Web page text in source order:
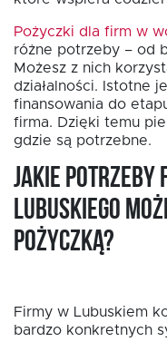
Pożyczki dla firm w
różne potrzeby – od
Możesz z nich
działalności. Istotne
finansowania do
firma. Dzięki temu
gdzie są potrzebne.
Jakie potrzeby
lubuskiego
pożyczką?
Firmy w Lubuskiem
bardzo konkretnych